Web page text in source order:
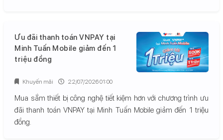
Ưu đãi thanh toán VNPAY tại
Minh Tuấn Mobile giảm đến 1
triệu đồng
Mua sắm thiết bị công nghệ tiết kiệm hơn với chương trình ưu
đãi thanh toán VNPAY tại Minh Tuấn Mobile giảm đến 1 triệu
đồng.
Khuyến mãi 22/07/2026 01:00